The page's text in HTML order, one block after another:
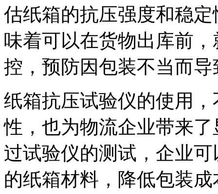
估纸箱的抗压强度和稳
味着可以在货物出库前
控，预防因包装不当而
纸箱抗压试验仪的使用
性，也为物流企业带来
过试验仪的测试，企业
的纸箱材料，降低包装